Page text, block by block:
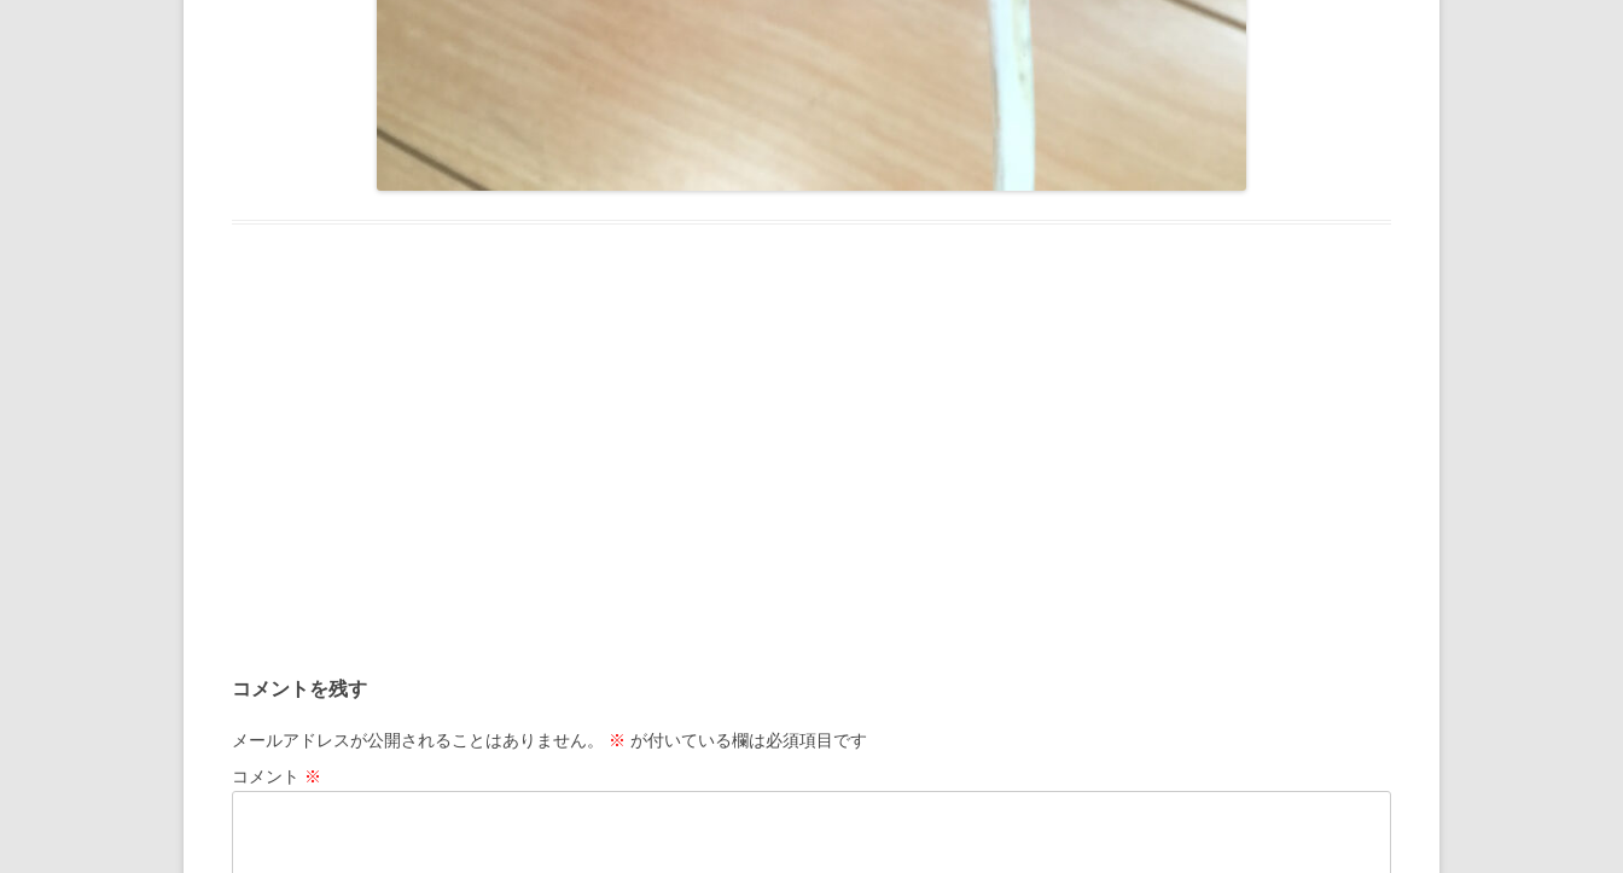
コメントを残す
メールアドレスが公開されることはありません。 ※ が付いている欄は必須項目です
コメント ※